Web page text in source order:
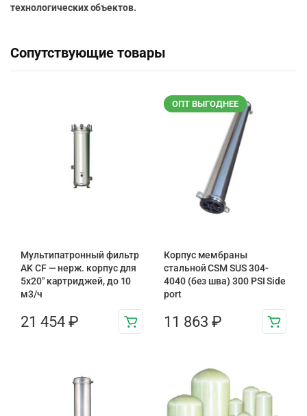
технологических объектов.
Сопутствующие товары
Мультипатронный фильтр
AK CF — нерж. корпус для
5х20″ картриджей, до 10
м3/ч
21 454 ₽
ОПТ ВЫГОДНЕЕ
Корпус мембраны
стальной CSM SUS 304-
4040 (без шва) 300 PSI Side
port
11 863 ₽